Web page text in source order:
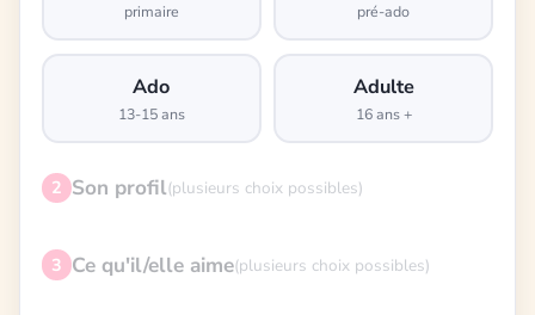
primaire pré-ado
Ado
13-15 ans
Adulte
16 ans +
2 Son profil(plusieurs choix possibles)
3 Ce qu'il/elle aime(plusieurs choix possibles)